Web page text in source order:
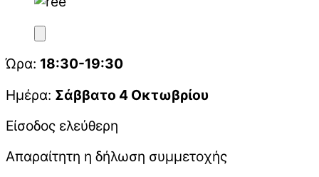
Ώρα: 18:30-19:30
Ημέρα: Σάββατο 4 Οκτωβρίου
Είσοδος ελεύθερη
Απαραίτητη η δήλωση συμμετοχής